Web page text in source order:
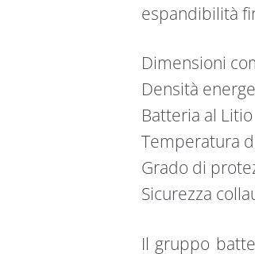
espandibilità
Dimensioni
Densità
Batteria al Litio
Temperatura
Grado di
Sicurezza
Il gruppo